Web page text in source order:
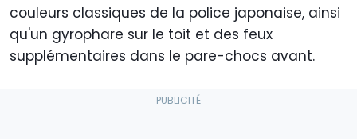
couleurs classiques de la police japonaise, ainsi
qu'un gyrophare sur le toit et des feux
supplémentaires dans le pare-chocs avant.